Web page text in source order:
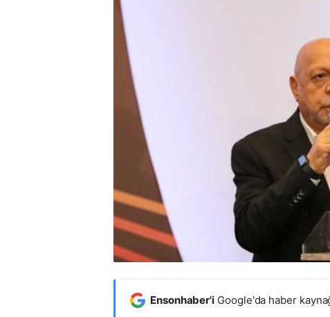
Ensonhaber'i Google'da haber